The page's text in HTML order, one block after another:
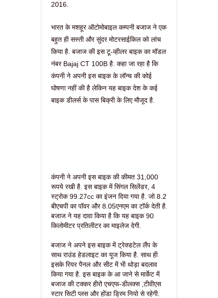
2016.
भारत के मशहूर ऑटोमोबाइल कम्पनी बजाज ने एक
बहुत ही सस्ती और सुंदर मोटरसाईकिल को लांच
किया है. बजाज की इस टू-व्हीलर बाइक का मॉडल
नंबर Bajaj CT 100B है. कहा जा रहा है कि
कंपनी ने अपनी इस बाइक के लॉन्च की कोई
घोषणा नहीं की है लेकिन यह बाइक देश के कई
बाइक डीलर्स के पास बिक्री के लिए मौजूद है.
कंपनी ने अपनी इस बाइक की कीमत 31,000
रूपये रखी है. इस बाइक में सिंगल सिलेंडर, 4
स्ट्रोक 99.27cc का इंजन दिया गया है. जो 8.2
बीएचपी का पॉवर और 8.05एनएम का टॉर्क देती है.
बजाज ने यह दावा किया है कि यह बाइक 90
किलोमीटर प्रतिलीटर का माइलेज देगी.
बजाज ने अपने इस बाइक में ट्रेक्डटेल लैंप के
साथ राउंड हेडलाइट का यूज किया है. साथ ही
इसके रियर पैनल और सीट में भी थोड़ा बदलाव
किया गया है. इस बाइक के आ जाने से मार्केट में
बजाज की टक्कर हीरो एचएफ-डीलक्स ,टीवीएस
स्टार सिटी प्लस और होंडा ड्रिम नियो से रहेगी.